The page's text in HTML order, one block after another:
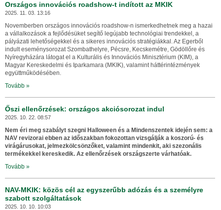
Országos innovációs roadshow-t indított az MKIK
2025. 11. 03. 13:16
Novemberben országos innovációs roadshow-n ismerkedhetnek meg a hazai
a vállalkozások a fejlődésüket segítő legújabb technológiai trendekkel, a
pályázati lehetőségekkel és a sikeres innovációs stratégiákkal. Az Egerből
indult eseménysorozat Szombathelyre, Pécsre, Kecskemétre, Gödöllőre és
Nyíregyházára látogat el a Kulturális és Innovációs Minisztérium (KIM), a
Magyar Kereskedelmi és Iparkamara (MKIK), valamint háttérintézmények
együttműködésében.
Tovább »
Őszi ellenőrzések: országos akciósorozat indul
2025. 10. 22. 08:57
Nem éri meg szabályt szegni Halloween és a Mindenszentek idején sem: a
NAV revizorai ebben az időszakban fokozottan vizsgálják a koszorú- és
virágárusokat, jelmezkölcsönzőket, valamint mindenkit, aki szezonális
termékekkel kereskedik. Az ellenőrzések országszerte várhatóak.
Tovább »
NAV-MKIK: közös cél az egyszerűbb adózás és a személyre
szabott szolgáltatások
2025. 10. 10. 10:03